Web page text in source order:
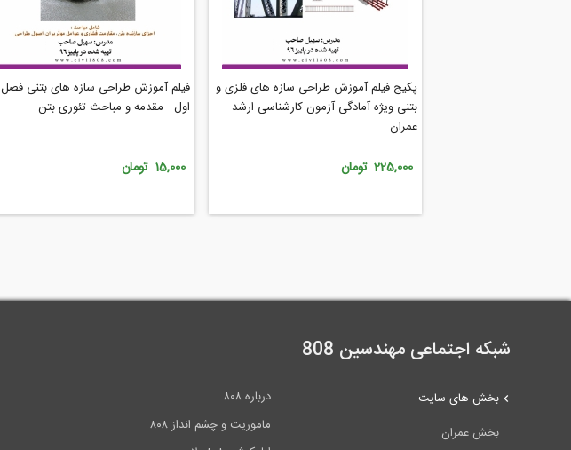
پکیج فیلم آموزش طراحی سازه های فلزی و
بتنی ویژه آمادگی آزمون کارشناسی ارشد
عمران
225,000 تومان
فیلم آموزش طراحی سازه های بتنی فصل
اول - مقدمه و مباحث تئوری بتن
15,000 تومان
شبکه اجتماعی مهندسین 808
درباره ۸۰۸
ماموریت و چشم انداز ۸۰۸
بخش های سایت
بخش عمران